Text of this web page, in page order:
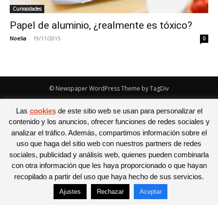
Curiosidades
Papel de aluminio, ¿realmente es tóxico?
Noelia - 19/11/2015 0
© Newspaper WordPress Theme by TagDiv
Las cookiesde este sitio web se usan para personalizar el
contenido y los anuncios, ofrecer funciones de redes sociales y
analizar el tráfico. Además, compartimos información sobre el
uso que haga del sitio web con nuestros partners de redes
sociales, publicidad y análisis web, quienes pueden combinarla
con otra información que les haya proporcionado o que hayan
recopilado a partir del uso que haya hecho de sus servicios.
Ajustes Rechazar Aceptar